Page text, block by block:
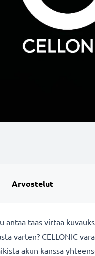
Arvostelut
antaa taas virtaa
varten? CELLONIC
akun kanssa